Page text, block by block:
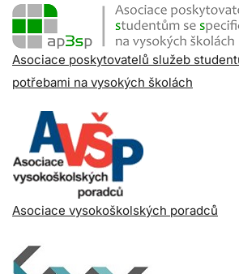
Asociace poskytovatelů služeb
potřebami na vysokých školách
Asociace vysokoškolských poradců